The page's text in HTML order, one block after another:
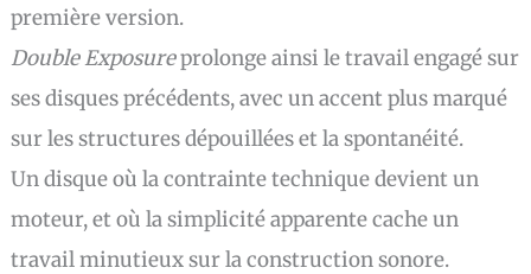
première version.
Double Exposureprolonge ainsi le travail engagé sur
ses disques précédents, avec un accent plus marqué
sur les structures dépouillées et la spontanéité.
Un disque où la contrainte technique devient un
moteur, et où la simplicité apparente cache un
travail minutieux sur la construction sonore.